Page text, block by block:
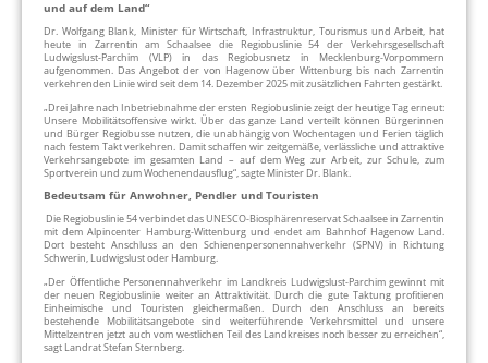
und auf dem Land“
Dr. Wolfgang Blank, Minister für Wirtschaft, Infrastruktur, Tourismus und Arbeit, hat
heute in Zarrentin am Schaalsee die Regiobuslinie 54 der Verkehrsgesellschaft
Ludwigslust-Parchim (VLP) in das Regiobusnetz in Mecklenburg-Vorpommern
aufgenommen. Das Angebot der von Hagenow über Wittenburg bis nach Zarrentin
verkehrenden Linie wird seit dem 14. Dezember 2025 mit zusätzlichen Fahrten gestärkt.
„Drei Jahre nach Inbetriebnahme der ersten Regiobuslinie zeigt der heutige Tag erneut:
Unsere Mobilitätsoffensive wirkt. Über das ganze Land verteilt können Bürgerinnen
und Bürger Regiobusse nutzen, die unabhängig von Wochentagen und Ferien täglich
nach festem Takt verkehren. Damit schaffen wir zeitgemäße, verlässliche und attraktive
Verkehrsangebote im gesamten Land – auf dem Weg zur Arbeit, zur Schule, zum
Sportverein und zum Wochenendausflug“, sagte Minister Dr. Blank.
Bedeutsam für Anwohner, Pendler und Touristen
Die Regiobuslinie 54 verbindet das UNESCO-Biosphärenreservat Schaalsee in Zarrentin
mit dem Alpincenter Hamburg-Wittenburg und endet am Bahnhof Hagenow Land.
Dort besteht Anschluss an den Schienenpersonennahverkehr (SPNV) in Richtung
Schwerin, Ludwigslust oder Hamburg.
„Der Öffentliche Personennahverkehr im Landkreis Ludwigslust-Parchim gewinnt mit
der neuen Regiobuslinie weiter an Attraktivität. Durch die gute Taktung profitieren
Einheimische und Touristen gleichermaßen. Durch den Anschluss an bereits
bestehende Mobilitätsangebote sind weiterführende Verkehrsmittel und unsere
Mittelzentren jetzt auch vom westlichen Teil des Landkreises noch besser zu erreichen“,
sagt Landrat Stefan Sternberg.